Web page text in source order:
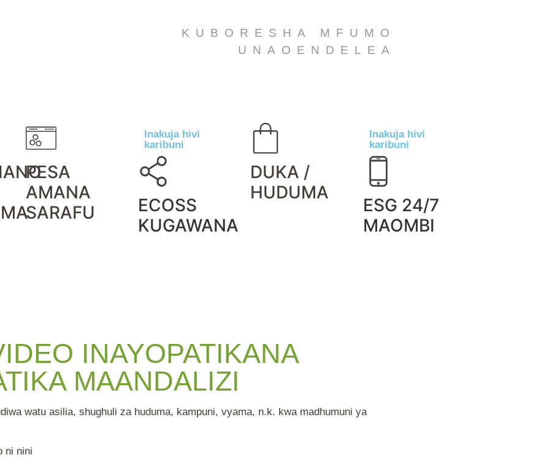
KUBORESHA MFUMO
UNAOENDELEA
PESA
AMANA
SARAFU
Inakuja hivi
karibuni
ECOSS
KUGAWANA
DUKA /
HUDUMA
Inakuja hivi
karibuni
ESG 24/7
MAOMBI
INAYOPATIKANA
MAANDALIZI
watu asilia, shughuli za huduma, kampuni, vyama, n.k. kwa madhumuni ya
ni nini